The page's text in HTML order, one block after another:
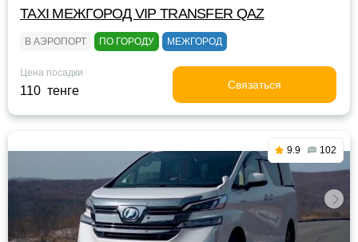
TAXI МЕЖГОРОД VIP TRANSFER QАZ
В АЭРОПОРТ ПО ГОРОДУ МЕЖГОРОД
Цена посадки
110 тенге Связаться
9.9 102